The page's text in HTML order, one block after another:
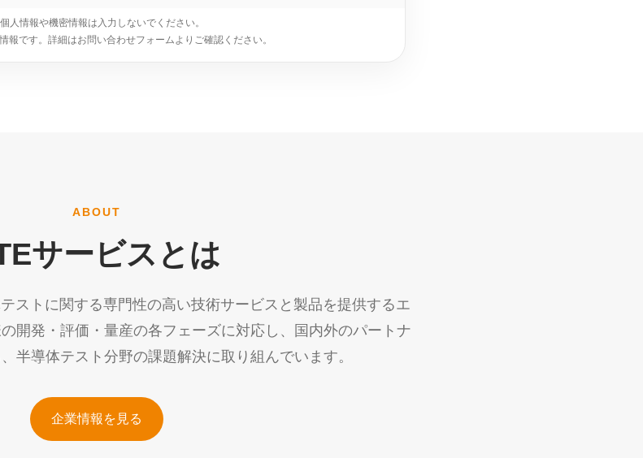
人情報や機密情報は入力しないでください。
報です。詳細はお問い合わせフォームよりご確認ください。
ABOUT
サービスとは
ストに関する専門性の高い技術サービスと製品を提供するエ
開発・評価・量産の各フェーズに対応し、国内外のパートナ
半導体テスト分野の課題解決に取り組んでいます。
企業情報を見る